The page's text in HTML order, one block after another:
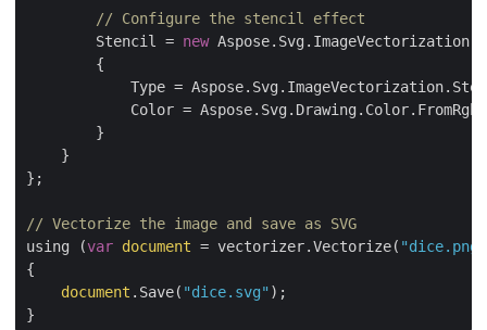
// Configure the stencil effect
        Stencil =
new
        {
Type =
            Color = Aspose.Svg.Drawing.Color.FromRgb(
        }
    }
};
// Vectorize the image and save as SVG
using (var document = vectorizer.Vectorize( "dice.png"
{
document .Save( "dice.svg" );